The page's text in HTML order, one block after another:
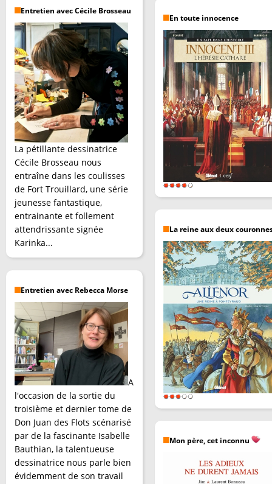
Entretien avec Cécile Brosseau
La pétillante dessinatrice
Cécile Brosseau nous
entraîne dans les coulisses
de Fort Trouillard, une série
jeunesse fantastique,
entrainante et follement
attendrissante signée
Karinka...
Entretien avec Rebecca Morse
A
l'occasion de la sortie du
troisième et dernier tome de
Don Juan des Flots scénarisé
par de la fascinante Isabelle
Bauthian, la talentueuse
dessinatrice nous parle bien
évidemment de son travail
En toute innocence
La reine aux deux
Mon père, cet inconnu